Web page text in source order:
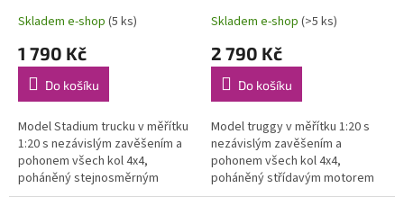
Skladem e-shop (5 ks)
1 790 Kč
Do košíku
Model Stadium trucku v měřítku
1:20 s nezávislým zavěšením a
pohonem všech kol 4x4,
poháněný stejnosměrným
motorem vč. RC 2,4GHz
Skladem e-shop (>5 ks)
2 790 Kč
Do košíku
Model truggy v měřítku 1:20 s
nezávislým zavěšením a
pohonem všech kol 4x4,
poháněný střídavým motorem
vč. RC 2,4GHz volantové